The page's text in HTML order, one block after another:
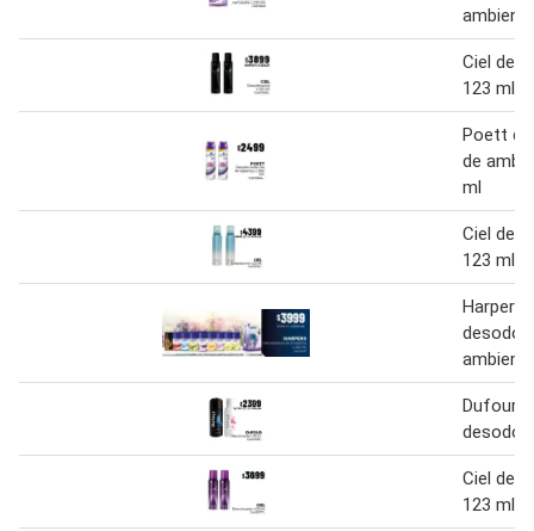
Ciel
123 ml
Poett
de
ml
Ciel
123 ml
Harpers
Dufour
Ciel
123 ml